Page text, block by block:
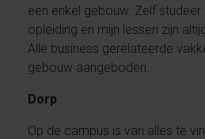
een enkel gebouw. Zelf studeer
opleiding en mijn lessen zijn
Alle business gerelateerde
gebouw aangeboden.
Dorp
Op de campus is van alles te